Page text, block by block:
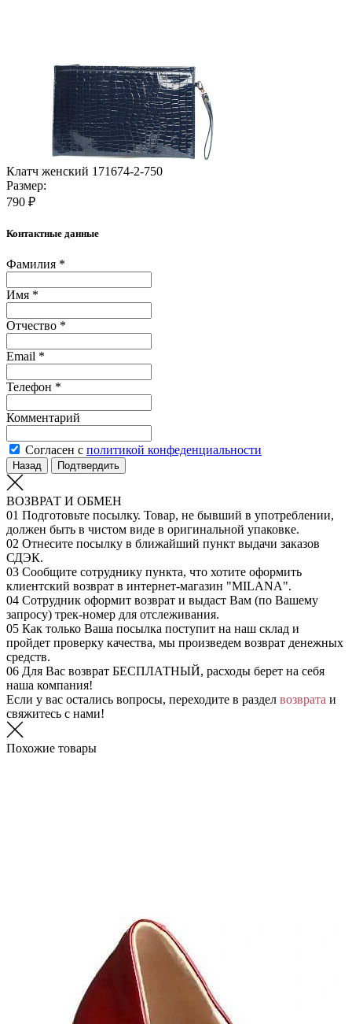
Клатч женский 171674-2-750
Размер:
790 ₽
Контактные данные
Фамилия *
Имя *
Отчество *
Email *
Телефон *
Комментарий
Согласен с политикой конфеденциальности
Назад Подтвердить
ВОЗВРАТ И ОБМЕН
01 Подготовьте посылку. Товар, не бывший в употреблении,
должен быть в чистом виде в оригинальной упаковке.
02 Отнесите посылку в ближайший пункт выдачи заказов
СДЭК.
03 Сообщите сотруднику пункта, что хотите оформить
клиентский возврат в интернет-магазин "MILANA".
04 Сотрудник оформит возврат и выдаст Вам (по Вашему
запросу) трек-номер для отслеживания.
05 Как только Ваша посылка поступит на наш склад и
пройдет проверку качества, мы произведем возврат денежных
средств.
06 Для Вас возврат БЕСПЛАТНЫЙ, расходы берет на себя
наша компания!
Если у вас остались вопросы, переходите в раздел возврата и
свяжитесь с нами!
Похожие товары